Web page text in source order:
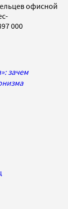
офисной
000
зачем